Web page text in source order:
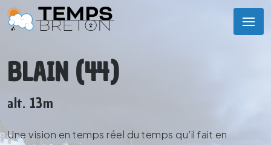
BLAIN (44)
alt. 13m
Une vision en temps réel du temps qu’il fait en